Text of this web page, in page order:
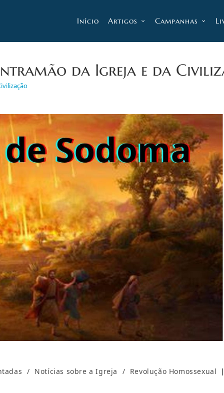
Início Artigos Campanhas
da Igreja e da
/ Notícias sobre a Igreja / Revolução Homossexual